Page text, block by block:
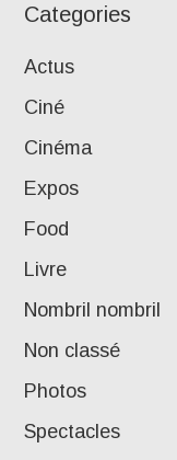
Categories
Actus
Ciné
Cinéma
Expos
Food
Livre
Nombril nombril
Non classé
Photos
Spectacles